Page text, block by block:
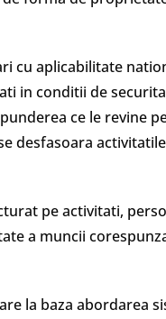
cu aplicabilitate
in conditii de
ce le revine
desfasoara
pe activitati,
a muncii
la baza abordarea